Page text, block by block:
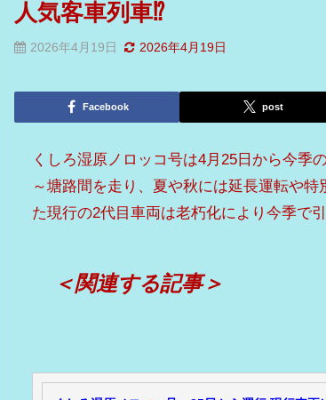
人気客車列車⁉
2026年4月19日 2026年4月19日
Facebook post
くしろ湿原ノロッコ号は4月25日から今季
～塘路間を走り、夏や秋には延長運転や
た現行の2代目車両は老朽化により今季で
＜関連する記事＞